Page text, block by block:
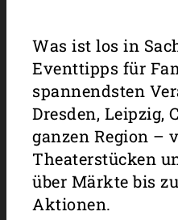
Was ist los in
Eventtipps für
spannendsten
Dresden, Leipzig,
ganzen Region –
Theaterstücken
über Märkte bis
Aktionen.